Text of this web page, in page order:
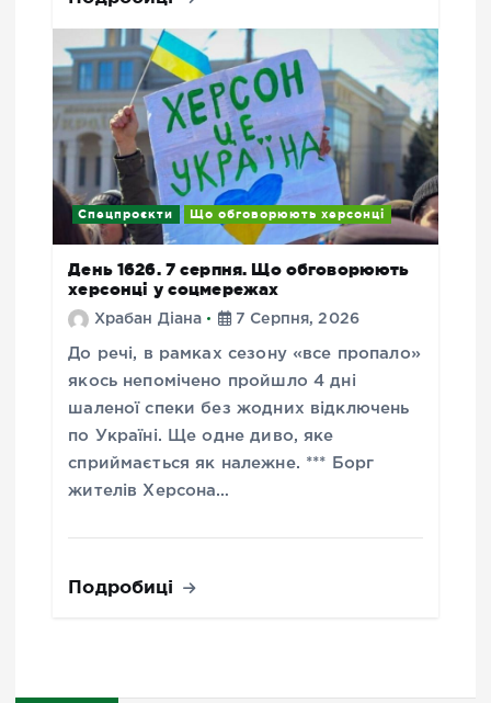
Спецпроєкти Що обговорюють херсонці
День 1626. 7 серпня. Що обговорюють
херсонці у соцмережах
Храбан Діана 7 Серпня, 2026
До речі, в рамках сезону «все пропало»
якось непомічено пройшло 4 дні
шаленої спеки без жодних відключень
по Україні. Ще одне диво, яке
сприймається як належне. *** Борг
жителів Херсона…
Подробиці